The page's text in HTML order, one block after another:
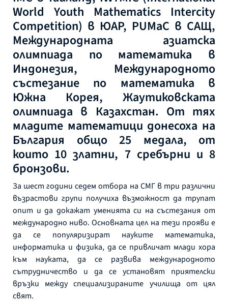
World Youth Mathematics Intercity
Competition) в ЮАР, PUMaC в САЩ,
Международната азиатска
олимпиада по математика в
Индонезия, Международното
състезание по математика в
Южна Корея, Жаутиковската
олимпиада в Казахстан. От тях
младите математици донесоха на
България общо 25 медала, от
които 10 златни, 7 сребърни и 8
бронзови.
За шест години седем отбора на СМГ в три различни
възрастови групи получиха възможност да трупат
опит и да докажат уменията си на състезания от
международно ниво. Основната цел на тези прояви е
да се популяризират науките математика,
информатика и физика, да се привличат млади хора
към науката, да се развива международното
сътрудничество и да се установят приятелски
връзки между специализираните училища от цял
свят.